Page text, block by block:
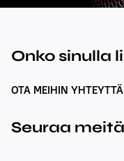
Onko sinulla
OTA MEIHIN YHTEYTTÄ
Seuraa meitä